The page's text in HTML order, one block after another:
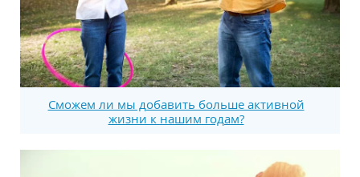
Сможем ли мы добавить больше активной
жизни к нашим годам?